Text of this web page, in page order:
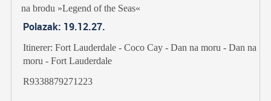
na brodu »Legend of the Seas«
Polazak: 19.12.27.
Itinerer: Fort Lauderdale - Coco Cay - Dan na moru - Dan na
moru - Fort Lauderdale
R9338879271223